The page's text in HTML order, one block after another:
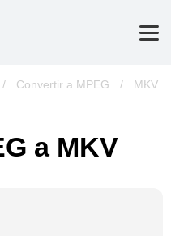
/ Convertir a MPEG /
MKV
a MKV